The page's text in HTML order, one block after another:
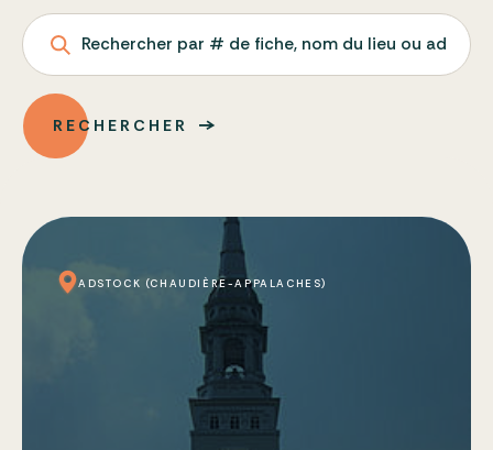
Rechercher par # de fiche, nom du lieu ou adresse
RECHERCHER
ADSTOCK (CHAUDIÈRE-APPALACHES)